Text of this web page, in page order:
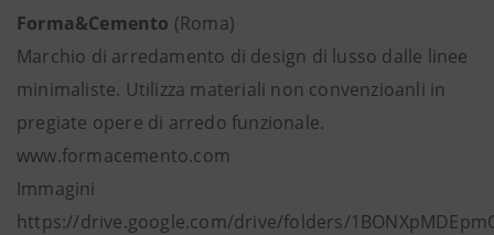
Forma&Cemento (Roma)
Marchio di arredamento di design di lusso dalle linee
minimaliste. Utilizza materiali non convenzioanli in
pregiate opere di arredo funzionale.
www.formacemento.com
Immagini
https://drive.google.com/drive/folders/